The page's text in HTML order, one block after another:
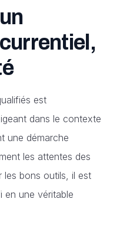
est
dans le contexte
une démarche
les attentes des
les bons outils, il est
en une véritable